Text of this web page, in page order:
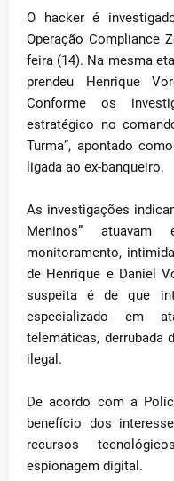
O hacker é
Operação Compliance
feira (14). Na mesma
prendeu Henrique
Conforme os
estratégico no
Turma”, apontado
ligada ao ex-banqueiro.
As investigações
Meninos”
monitoramento,
de Henrique e Daniel
suspeita é de que
especializado em
telemáticas, derrubada
ilegal.
De acordo com a
benefício dos
recursos
espionagem digital.